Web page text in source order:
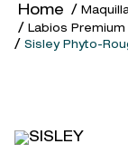
Labios Premium
Sisley Phyto-
2.
sol ipanema
.
cleanance
6.
woods of